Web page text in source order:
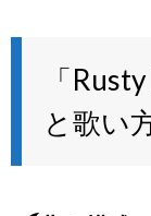
「
と歌い